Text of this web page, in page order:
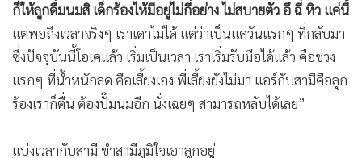
ก็ให้ลูกดื่มนมสิ เด็กร้องไห้มีอยู่ไม่กี่อย่าง ไม่สบายตัว อึ ฉี่ หิว แค่นี้
แต่พอถึงเวลาจริงๆ เราเดาไม่ได้ แต่ว่าเป็นแค่วันแรกๆ ที่กลับมา
ซึ่งปัจจุบันนี้โอเคแล้ว เริ่มเป็นเวลา เราเริ่มรับมือได้แล้ว คือช่วง
แรกๆ ที่น้ำหนักลด คือเลี้ยงเอง พี่เลี้ยงยังไม่มา แอร์กับสามีคือลูก
ร้องเราก็ตื่น ต้องปั๊มนมอีก นั่งเฉยๆ สามารถหลับได้เลย”
แบ่งเวลากับสามี ขำสามีภูมิใจเอาลูกอยู่